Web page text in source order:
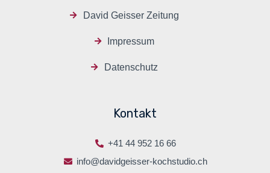
David Geisser Zeitung
Impressum
Datenschutz
Kontakt
+41 44 952 16 66
info@davidgeisser-kochstudio.ch